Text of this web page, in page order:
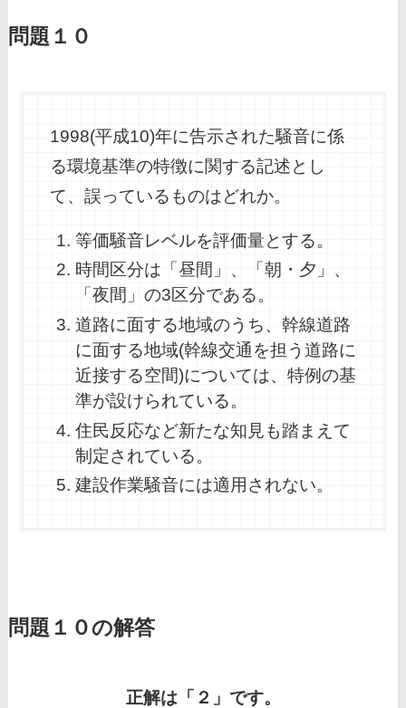
問題１０
1998(平成10)年に告示された騒音に係
る環境基準の特徴に関する記述とし
て、誤っているものはどれか。
等価騒音レベルを評価量とする。
時間区分は「昼間」、「朝・夕」、
「夜間」の3区分である。
道路に面する地域のうち、幹線道路
に面する地域(幹線交通を担う道路に
近接する空間)については、特例の基
準が設けられている。
住民反応など新たな知見も踏まえて
制定されている。
建設作業騒音には適用されない。
問題１０の解答
正解は「２」です。